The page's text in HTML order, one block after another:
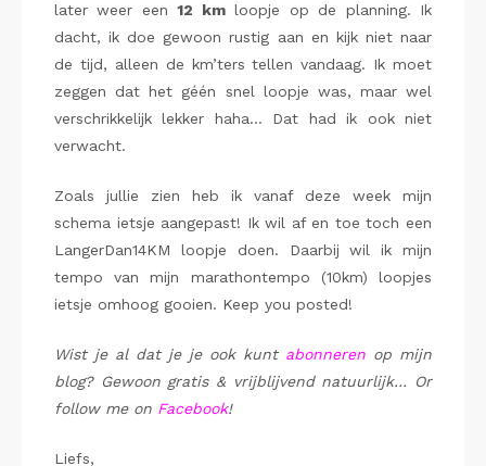
later weer een12 kmloopje op de planning. Ik
dacht, ik doe gewoon rustig aan en kijk niet naar
de tijd, alleen de km’ters tellen vandaag. Ik moet
zeggen dat het géén snel loopje was, maar wel
verschrikkelijk lekker haha… Dat had ik ook niet
verwacht.
Zoals jullie zien heb ik vanaf deze week mijn
schema ietsje aangepast! Ik wil af en toe toch een
LangerDan14KM loopje doen. Daarbij wil ik mijn
tempo van mijn marathontempo (10km) loopjes
ietsje omhoog gooien. Keep you posted!
Wist je al dat je je ook kunt abonneren op mijn
blog? Gewoon gratis & vrijblijvend natuurlijk… Or
follow me on Facebook!
Liefs,